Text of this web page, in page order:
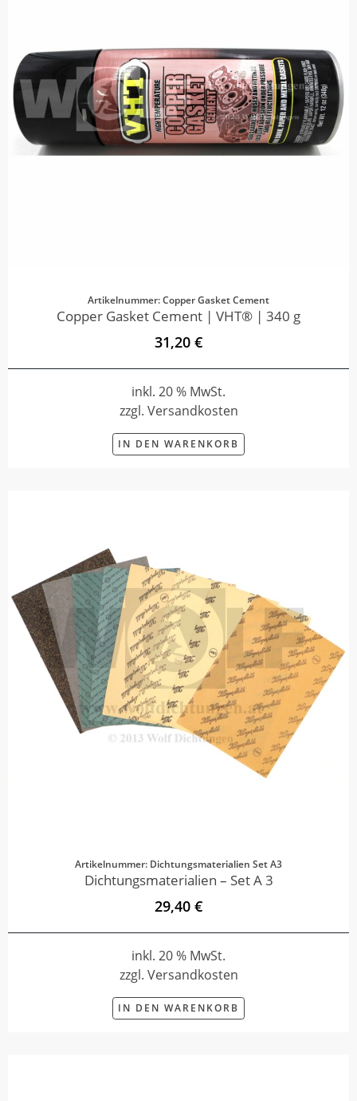
Artikelnummer: Copper Gasket Cement
Copper Gasket Cement | VHT® | 340 g
31,20 €
inkl. 20 % MwSt.
zzgl. Versandkosten
IN DEN WARENKORB
Artikelnummer: Dichtungsmaterialien Set A3
Dichtungsmaterialien – Set A 3
29,40 €
inkl. 20 % MwSt.
zzgl. Versandkosten
IN DEN WARENKORB